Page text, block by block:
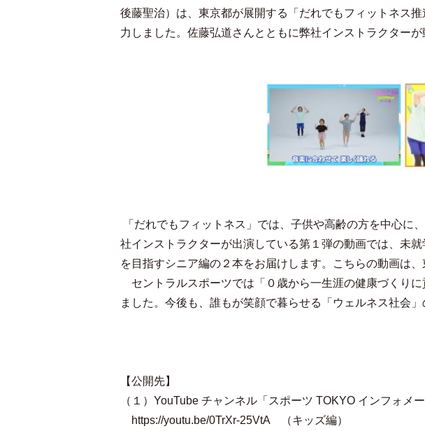
後藤聖治）は、東京都が展開する「だれでもフィットネス
力しました。佐藤弘道さんとともに弊社インストラクター
「だれでもフィットネス」では、子供や高齢の方を中心に
社インストラクターが出演している第１弾の動画では、未
を目指すシニア編の２本をお届けします。こちらの動画は
セントラルスポーツでは「０歳から一生涯の健康づくり
ました。今後も、誰もが笑顔で暮らせる「ウェルネス社会
【公開先】
（１）YouTube チャンネル「スポーツ TOKYO インフォメ
https://youtu.be/0TrXr-25VtA （キッズ編）